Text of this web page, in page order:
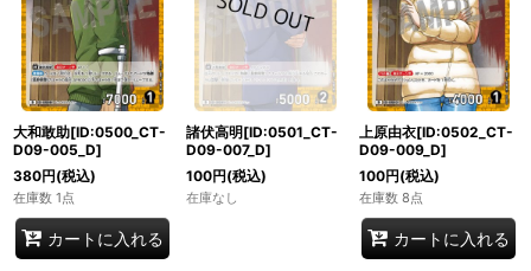
大和敢助[ID:0500_CT-
D09-005_D]
380円(税込)
在庫数 1点
カートに入れる
諸伏高明[ID:0501_CT-
D09-007_D]
100円(税込)
在庫なし
上原由衣[ID:0502_CT-
D09-009_D]
100円(税込)
在庫数 8点
カートに入れる